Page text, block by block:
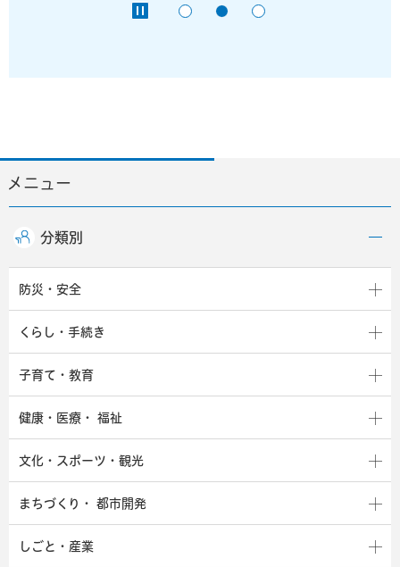
メニュー
分類別
防災・安全
くらし・手続き
子育て・教育
健康・医療・ 福祉
文化・スポーツ・観光
まちづくり・ 都市開発
しごと・産業